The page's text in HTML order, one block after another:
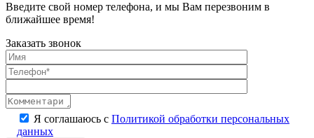
Введите свой номер телефона, и мы Вам перезвоним в
ближайшее время!
Заказать звонок
Я соглашаюсь с Политикой обработки персональных
данных